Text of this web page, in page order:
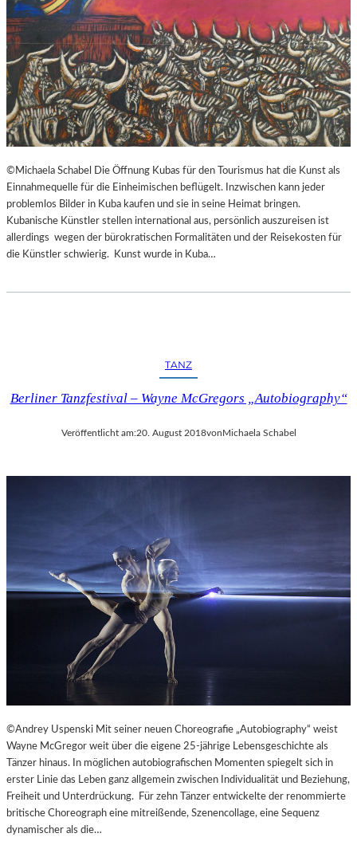
©Michaela Schabel Die Öffnung Kubas für den Tourismus hat die Kunst als
Einnahmequelle für die Einheimischen beflügelt. Inzwischen kann jeder
problemlos Bilder in Kuba kaufen und sie in seine Heimat bringen.
Kubanische Künstler stellen international aus, persönlich auszureisen ist
allerdings wegen der bürokratischen Formalitäten und der Reisekosten für
die Künstler schwierig. Kunst wurde in Kuba…
TANZ
Berliner Tanzfestival – Wayne McGregors „Autobiography“
Veröffentlicht am:20. August 2018vonMichaela Schabel
©Andrey Uspenski Mit seiner neuen Choreografie „Autobiography“ weist
Wayne McGregor weit über die eigene 25-jährige Lebensgeschichte als
Tänzer hinaus. In möglichen autobiografischen Momenten spiegelt sich in
erster Linie das Leben ganz allgemein zwischen Individualität und Beziehung,
Freiheit und Unterdrückung. Für zehn Tänzer entwickelte der renommierte
britische Choreograph eine mitreißende, Szenencollage, eine Sequenz
dynamischer als die…